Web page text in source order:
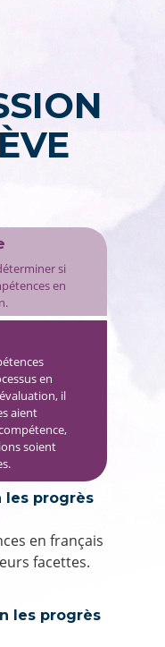
si
en
en
il
aient
soient
les progrès
en français
facettes.
les progrès